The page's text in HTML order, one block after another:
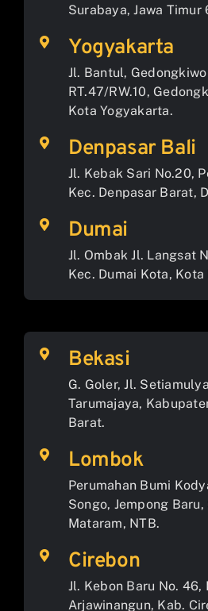
Surabaya, Jawa Timur
Yogyakarta
Jl. Bantul, Gedongkiwo
RT.47/RW.10,
Kota Yogyakarta.
Denpasar Bali
Jl. Kebak Sari No.20,
Kec. Denpasar Barat,
Dumai
Jl. Ombak Jl. Langsat
Kec. Dumai Kota, Kota
Bekasi
G. Goler, Jl.
Tarumajaya,
Barat.
Lombok
Perumahan Bumi
Songo, Jempong
Mataram, NTB.
Cirebon
Jl. Kebon Baru No. 46,
Arjawinangun, Kab.